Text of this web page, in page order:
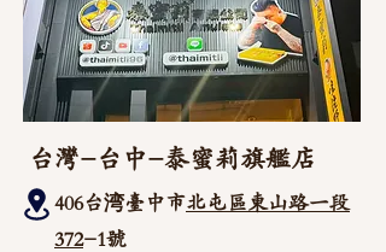
台灣-台中-泰蜜莉旗艦店
406台湾臺中市北屯區東山路一段
372-1號